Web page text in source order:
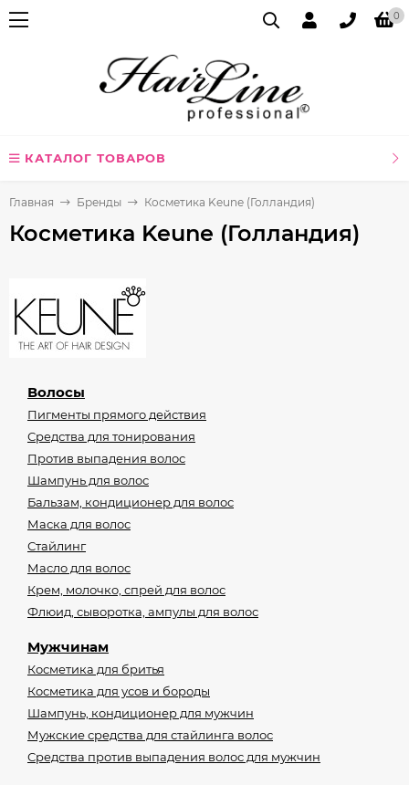
0
КАТАЛОГ ТОВАРОВ
Главная Бренды Косметика Keune (Голландия)
Косметика Keune (Голландия)
Волосы
Пигменты прямого действия
Средства для тонирования
Против выпадения волос
Шампунь для волос
Бальзам, кондиционер для волос
Маска для волос
Стайлинг
Масло для волос
Крем, молочко, спрей для волос
Флюид, сыворотка, ампулы для волос
Мужчинам
Косметика для бритья
Косметика для усов и бороды
Шампунь, кондиционер для мужчин
Мужские средства для стайлинга волос
Средства против выпадения волос для мужчин